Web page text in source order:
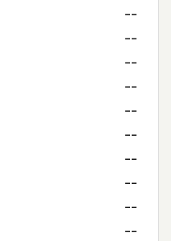
--
--
--
--
--
--
--
--
--
--